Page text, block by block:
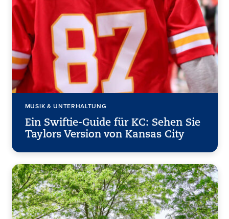
MUSIK & UNTERHALTUNG
Ein Swiftie-Guide für KC: Sehen Sie
Taylors Version von Kansas City